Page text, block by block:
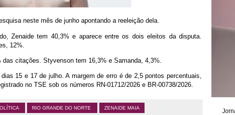
neste mês de junho apontando a reeleição dela.
Zenaide tem 40,3% e aparece entre os dois eleitos da disputa.
12%.
citações. Styvenson tem 16,3% e Samanda, 4,3%.
15 e 17 de julho. A margem de erro é de 2,5 pontos percentuais,
no TSE sob os números RN-01712/2026 e BR-00738/2026.
RIO GRANDE DO NORTE ZENAIDE MAIA